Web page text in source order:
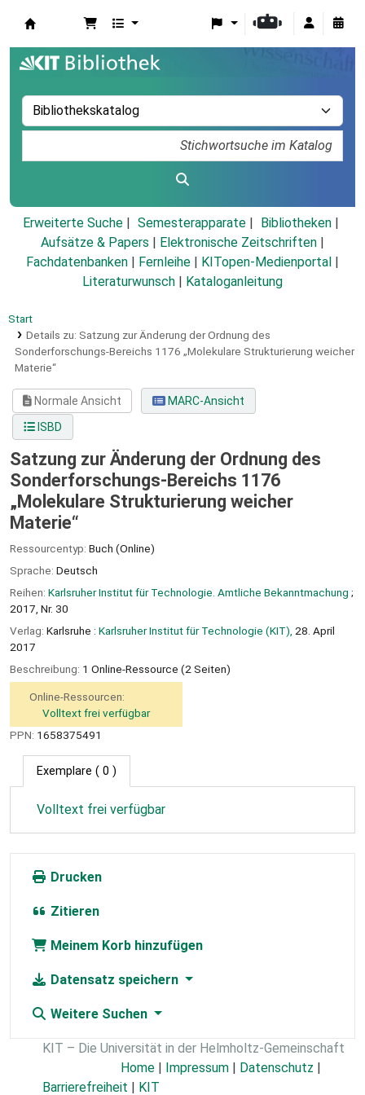
Erweiterte Suche Semesterapparate
Bibliotheken
Aufsätze & Papers
Elektronische Zeitschriften
Fachdatenbanken
Fernleihe KITopen-Medienportal
Literaturwunsch
Kataloganleitung
Start
Details zu: Satzung zur Änderung der Ordnung des
Sonderforschungs-Bereichs 1176 „Molekulare Strukturierung weicher
Materie“
Normale Ansicht
MARC-Ansicht
ISBD
Satzung zur Änderung der Ordnung des
Sonderforschungs-Bereichs 1176
„Molekulare Strukturierung weicher
Materie“
Ressourcentyp: Buch (Online)
Sprache: Deutsch
Reihen: Karlsruher Institut für Technologie. Amtliche Bekanntmachung ;
2017, Nr. 30
Verlag: Karlsruhe : Karlsruher Institut für Technologie (KIT), 28. April
2017
Beschreibung: 1 Online-Ressource (2 Seiten)
Online-Ressourcen:
Volltext frei verfügbar
PPN: 1658375491
Exemplare ( 0 )
Volltext frei verfügbar
Drucken
Zitieren
Meinem Korb hinzufügen
Datensatz speichern
Weitere Suchen
KIT – Die Universität in der Helmholtz-Gemeinschaft
Home | Impressum | Datenschutz |
Barrierefreiheit | KIT